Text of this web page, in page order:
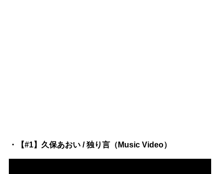
・【#1】久保あおい / 独り言（Music Video）